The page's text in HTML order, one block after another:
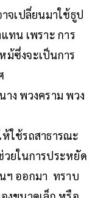
จเปลี่ยนมาใช้ธูป
ทน เพราะ การ
ม้ซึ่งจะเป็นการ
ง พวงคราม พวง
ใช้รถสาธารณะ
วยในการประหยัด
ฯ ออกมา ทราบ